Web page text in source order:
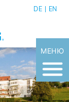
DE EN
МЕНЮ